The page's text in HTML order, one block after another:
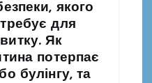
якого
для
Як
потерпає
булінгу, та